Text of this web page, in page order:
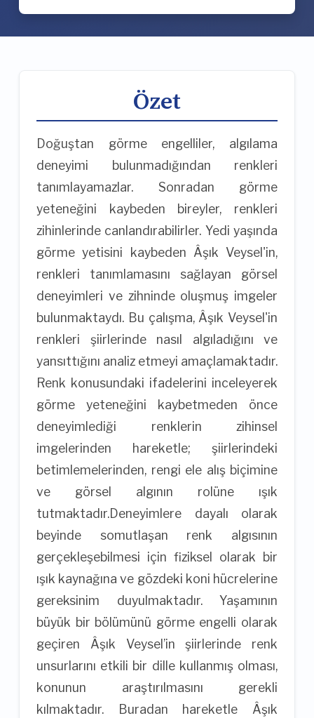
Özet
Doğuştan görme engelliler, algılama
deneyimi bulunmadığından renkleri
tanımlayamazlar. Sonradan görme
yeteneğini kaybeden bireyler, renkleri
zihinlerinde canlandırabilirler. Yedi yaşında
görme yetisini kaybeden Âşık Veysel'in,
renkleri tanımlamasını sağlayan görsel
deneyimleri ve zihninde oluşmuş imgeler
bulunmaktaydı. Bu çalışma, Âşık Veysel'in
renkleri şiirlerinde nasıl algıladığını ve
yansıttığını analiz etmeyi amaçlamaktadır.
Renk konusundaki ifadelerini inceleyerek
görme yeteneğini kaybetmeden önce
deneyimlediği renklerin zihinsel
imgelerinden hareketle; şiirlerindeki
betimlemelerinden, rengi ele alış biçimine
ve görsel algının rolüne ışık
tutmaktadır.Deneyimlere dayalı olarak
beyinde somutlaşan renk algısının
gerçekleşebilmesi için fiziksel olarak bir
ışık kaynağına ve gözdeki koni hücrelerine
gereksinim duyulmaktadır. Yaşamının
büyük bir bölümünü görme engelli olarak
geçiren Âşık Veysel’in şiirlerinde renk
unsurlarını etkili bir dille kullanmış olması,
konunun araştırılmasını gerekli
kılmaktadır. Buradan hareketle Âşık